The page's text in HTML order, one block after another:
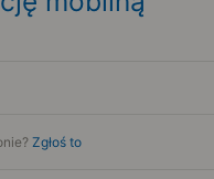
Zgłoś to